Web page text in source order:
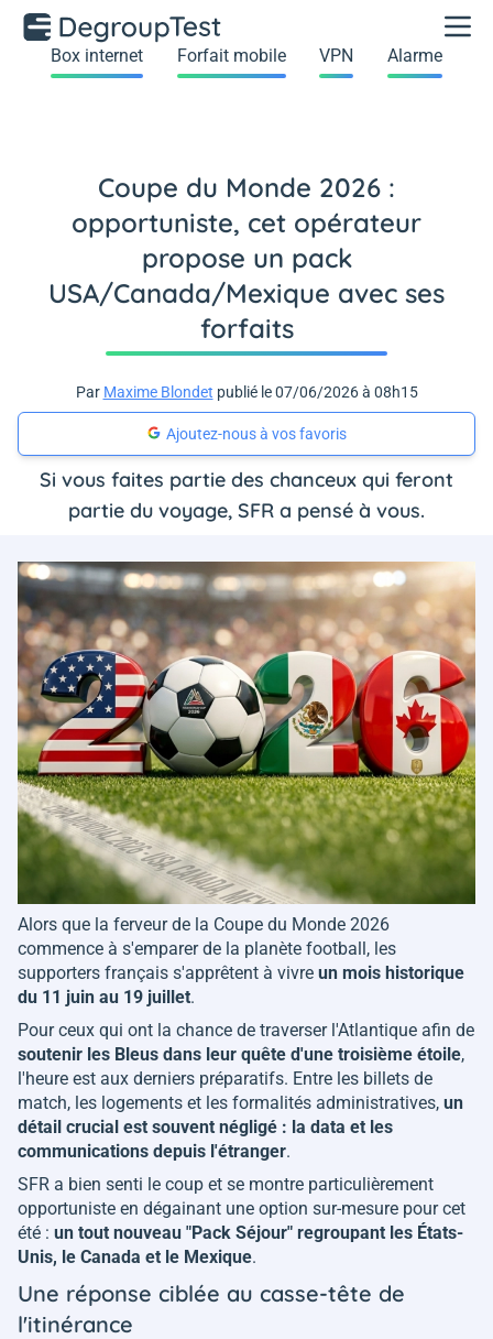
Box internet Forfait mobile VPN Alarme
Coupe du Monde 2026 :
opportuniste, cet opérateur
propose un pack
USA/Canada/Mexique avec ses
forfaits
Par Maxime Blondet publié le 07/06/2026 à 08h15
Ajoutez-nous à vos favoris
Si vous faites partie des chanceux qui feront
partie du voyage, SFR a pensé à vous.
Alors que la ferveur de la Coupe du Monde 2026
commence à s'emparer de la planète football, les
supporters français s'apprêtent à vivre un mois historique
du 11 juin au 19 juillet.
Pour ceux qui ont la chance de traverser l'Atlantique afin de
soutenir les Bleus dans leur quête d'une troisième étoile,
l'heure est aux derniers préparatifs. Entre les billets de
match, les logements et les formalités administratives, un
détail crucial est souvent négligé : la data et les
communications depuis l'étranger.
SFR a bien senti le coup et se montre particulièrement
opportuniste en dégainant une option sur-mesure pour cet
été : un tout nouveau "Pack Séjour" regroupant les États-
Unis, le Canada et le Mexique.
Une réponse ciblée au casse-tête de
l'itinérance